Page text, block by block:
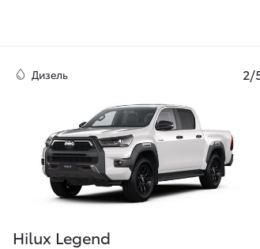
Дизель 2/
Hilux Legend